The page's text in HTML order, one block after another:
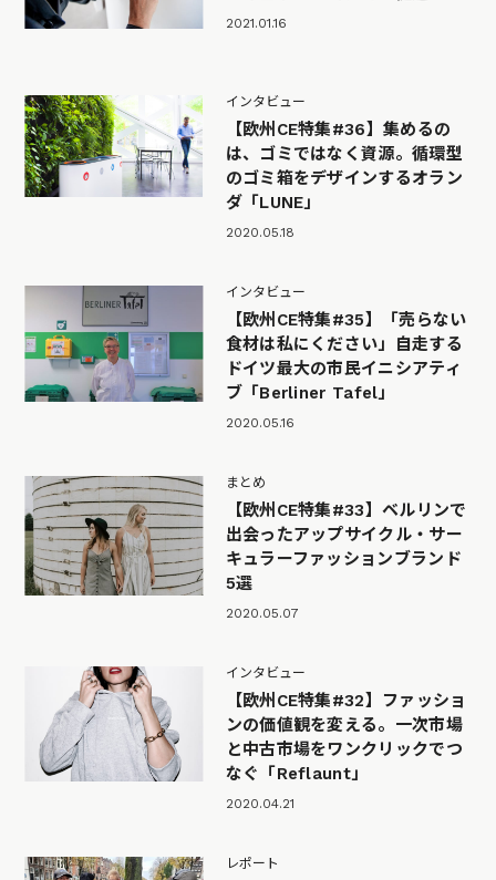
2021.01.16
インタビュー
【欧州CE特集#36】集めるの
は、ゴミではなく資源。循環型
のゴミ箱をデザインするオラン
ダ「LUNE」
2020.05.18
インタビュー
【欧州CE特集#35】「売らない
食材は私にください」自走する
ドイツ最大の市民イニシアティ
ブ「Berliner Tafel」
2020.05.16
まとめ
【欧州CE特集#33】ベルリンで
出会ったアップサイクル・サー
キュラーファッションブランド
5選
2020.05.07
インタビュー
【欧州CE特集#32】ファッショ
ンの価値観を変える。一次市場
と中古市場をワンクリックでつ
なぐ「Reflaunt」
2020.04.21
レポート